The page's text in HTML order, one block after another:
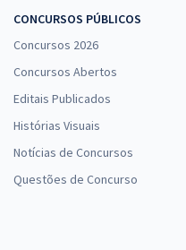
CONCURSOS PÚBLICOS
Concursos 2026
Concursos Abertos
Editais Publicados
Histórias Visuais
Notícias de Concursos
Questões de Concurso